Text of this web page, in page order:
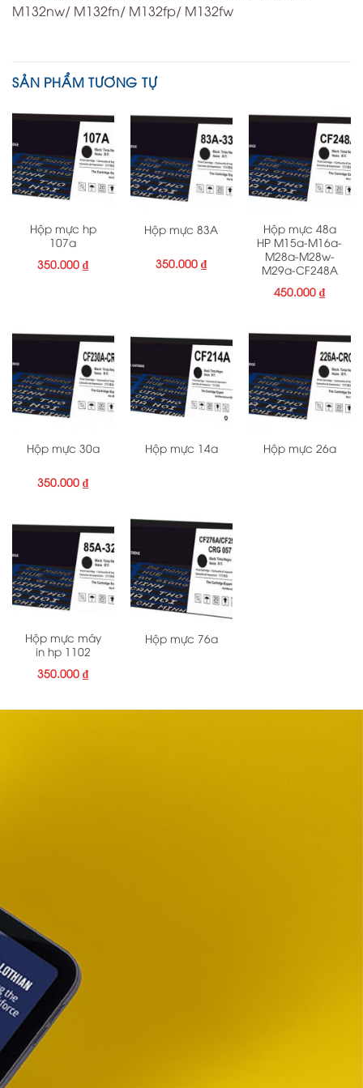
M132nw/ M132fn/ M132fp/ M132fw
SẢN PHẨM TƯƠNG TỰ
Hộp mực hp
107a
350.000₫
Hộp mực 83A
350.000₫
Hộp mực 48a
HP M15a-M16a-
M28a-M28w-
M29a-CF248A
450.000₫
Hộp mực 30a
350.000₫
Hộp mực 14a Hộp mực 26a
Hộp mực máy
in hp 1102
350.000₫
Hộp mực 76a